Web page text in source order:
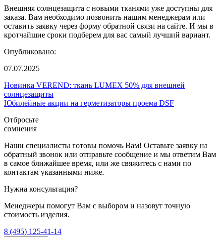
Внешняя солнцезащита с новыми тканями уже доступны для
заказа. Вам необходимо позвонить нашим менеджерам или
оставить заявку через форму обратной связи на сайте. И мы в
кротчайшие сроки подберем для вас самый лучший вариант.
Опубликовано:
07.07.2025
Новинка VEREND: ткань LUMEX 50% для внешней
солнцезащиты
Юбилейные акции на герметизаторы проема DSF
Отбросьте
сомнения
Наши специалисты готовы помочь Вам! Оставьте заявку на
обратный звонок или отправьте сообщение и мы ответим Вам
в самое ближайшее время, или же свяжитесь с нами по
контактам указанными ниже.
Нужна консультация?
Менеджеры помогут Вам с выбором и назовут точную
стоимость изделия.
8 (495) 125-41-14